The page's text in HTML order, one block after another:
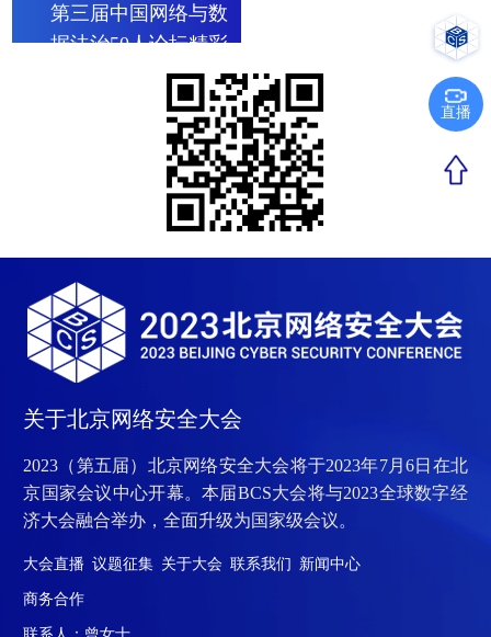
第三届中国网络与数
据法治50人论坛精彩
关于北京网络安全大会
2023（第五届）北京网络安全大会将于2023年7月6日在北
京国家会议中心开幕。本届BCS大会将与2023全球数字经
济大会融合举办，全面升级为国家级会议。
大会直播 议题征集 关于大会 联系我们 新闻中心
商务合作
直播